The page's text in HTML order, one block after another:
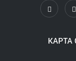
КАРТА